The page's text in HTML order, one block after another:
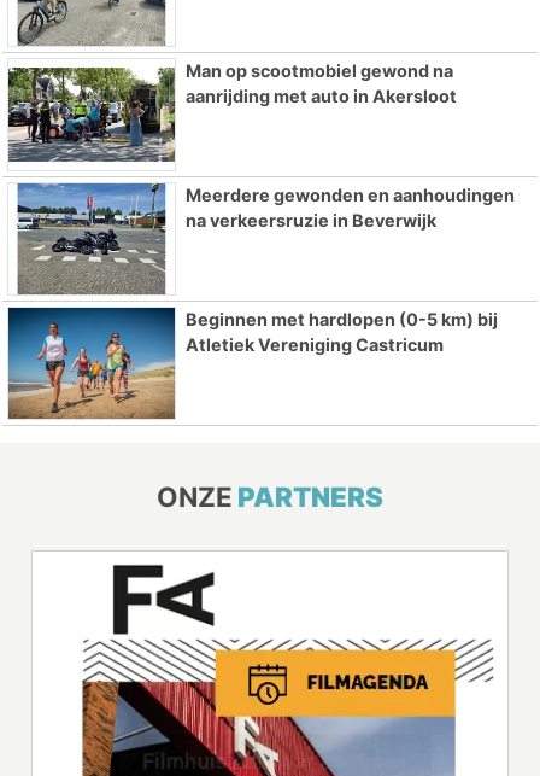
Man op scootmobiel gewond na
aanrijding met auto in Akersloot
Meerdere gewonden en aanhoudingen
na verkeersruzie in Beverwijk
Beginnen met hardlopen (0-5 km) bij
Atletiek Vereniging Castricum
ONZE PARTNERS